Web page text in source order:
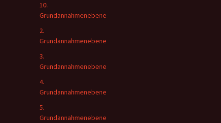
10.
Grundannahmenebene
2.
Grundannahmenebene
3.
Grundannahmenebene
4.
Grundannahmenebene
5.
Grundannahmenebene